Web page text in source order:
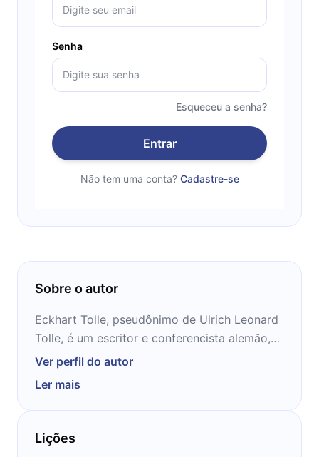
Senha
Esqueceu a senha?
Entrar
Não tem uma conta? Cadastre-se
Sobre o autor
Eckhart Tolle, pseudônimo de Ulrich Leonard
Tolle, é um escritor e conferencista alemão,
residente atualmente em Vancouver no
sellers sobre iluminação espiritual. Seu livro
mais conhecido é O Poder do Agora.Depois
de se formar pela Universidade de Londres,
tornou-se pesquisador e supervisor da
Ver perfil do autor
Ler mais
Lições